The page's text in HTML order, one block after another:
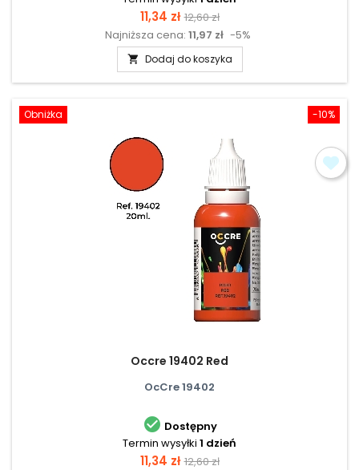
Cena
11,34 zł Cena
podstawowa
12,60 zł
Najniższa cena: 11,97 zł -5%
 Dodaj do koszyka
-10%
Obniżka
Occre 19402 Red
OcCre 19402
 Dostępny
Termin wysyłki 1 dzień
Cena
11,34 zł Cena
12,60 zł